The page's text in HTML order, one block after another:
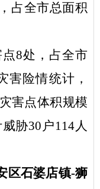
，占全市总面积
8处，占全市
害险情统计，
害点体积规模
胁30户114人
区石婆店镇-狮